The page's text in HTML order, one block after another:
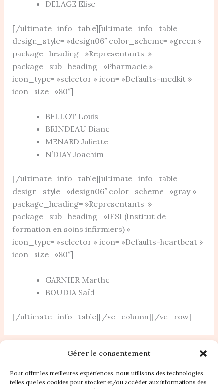
Gérer le consentement
Pour offrir les meilleures expériences, nous utilisons des technologies
telles que les cookies pour stocker et/ou accéder aux informations des
DELAGE Elise
[/ultimate_info_table][ultimate_info_table
design_style= »design06″ color_scheme= »green »
package_heading= »Représentants »
package_sub_heading= »Pharmacie »
icon_type= »selector » icon= »Defaults-medkit »
icon_size= »80″]
BELLOT Louis
BRINDEAU Diane
MENARD Juliette
N’DIAY Joachim
[/ultimate_info_table][ultimate_info_table
design_style= »design06″ color_scheme= »gray »
package_heading= »Représentants »
package_sub_heading= »IFSI (Institut de
formation en soins infirmiers) »
icon_type= »selector » icon= »Defaults-heartbeat »
icon_size= »80″]
GARNIER Marthe
BOUDIA Saïd
[/ultimate_info_table][/vc_column][/vc_row]
PRÉCÉDENT